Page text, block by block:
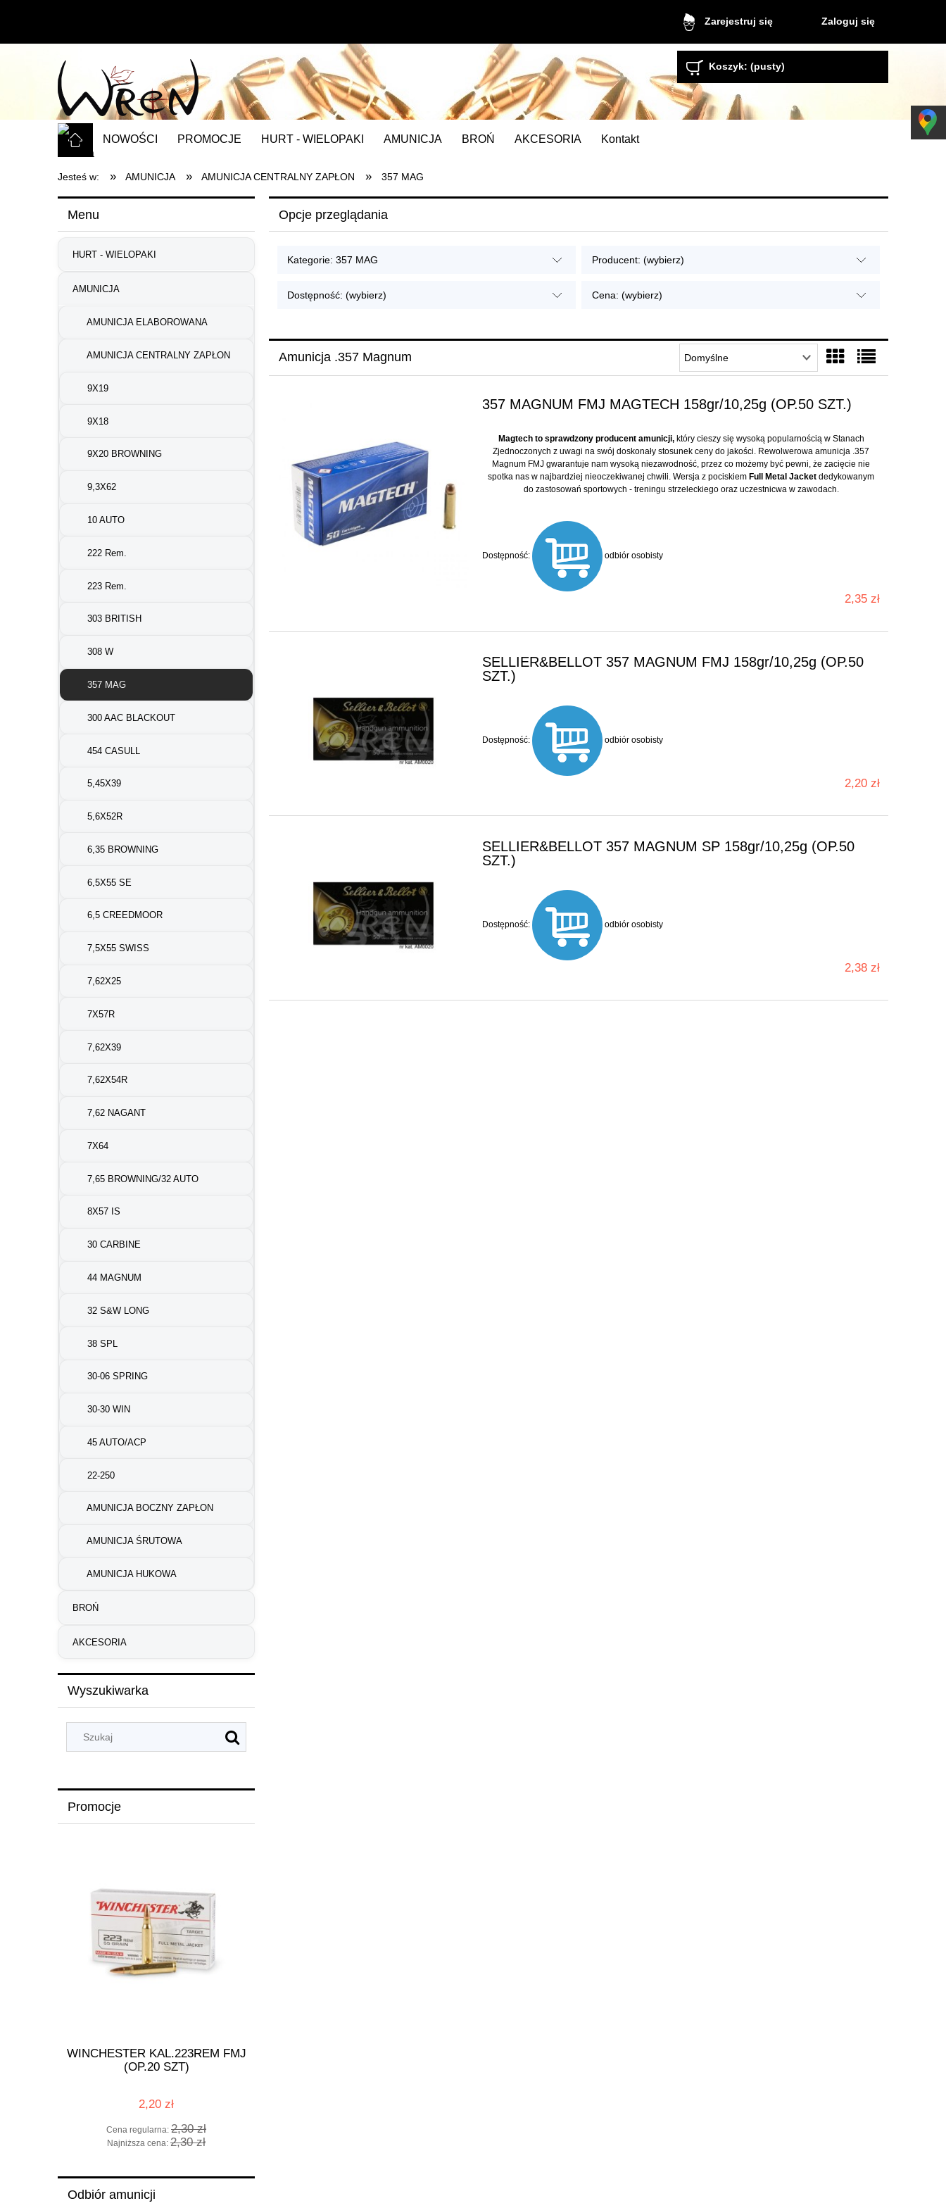
Zarejestruj się Zaloguj się
Koszyk: (pusty)
NOWOŚCI PROMOCJE HURT - WIELOPAKI AMUNICJA BROŃ AKCESORIA Kontakt
Jesteś w: » AMUNICJA » AMUNICJA CENTRALNY ZAPŁON » 357 MAG
Menu
HURT - WIELOPAKI
AMUNICJA
AMUNICJA ELABOROWANA
AMUNICJA CENTRALNY ZAPŁON
9X19
9X18
9X20 BROWNING
9,3X62
10 AUTO
222 Rem.
223 Rem.
303 BRITISH
308 W
357 MAG
300 AAC BLACKOUT
454 CASULL
5,45X39
5,6X52R
6,35 BROWNING
6,5X55 SE
6,5 CREEDMOOR
7,5X55 SWISS
7,62X25
7X57R
7,62X39
7,62X54R
7,62 NAGANT
7X64
7,65 BROWNING/32 AUTO
8X57 IS
30 CARBINE
44 MAGNUM
32 S&W LONG
38 SPL
30-06 SPRING
30-30 WIN
45 AUTO/ACP
22-250
AMUNICJA BOCZNY ZAPŁON
AMUNICJA ŚRUTOWA
AMUNICJA HUKOWA
BROŃ
AKCESORIA
Wyszukiwarka
Promocje
WINCHESTER KAL.223REM FMJ
(OP.20 SZT)
2,20 zł
Cena regularna: 2,30 zł
Najniższa cena: 2,30 zł
Odbiór amunicji
Opcje przeglądania
Kategorie: 357 MAG Producent: (wybierz)
Dostępność: (wybierz) Cena: (wybierz)
Amunicja .357 Magnum
357 MAGNUM FMJ MAGTECH 158gr/10,25g (OP.50 SZT.)
Magtech to sprawdzony producent amunicji,który cieszy się wysoką popularnością w Stanach
Zjednoczonych z uwagi na swój doskonały stosunek ceny do jakości. Rewolwerowa amunicja .357
Magnum FMJ gwarantuje nam wysoką niezawodność, przez co możemy być pewni, że zacięcie nie
spotka nas w najbardziej nieoczekiwanej chwili. Wersja z pociskiemFull Metal Jacket dedykowanym
do zastosowań sportowych - treningu strzeleckiego oraz uczestnicwa w zawodach.
Dostępność: odbiór osobisty
2,35 zł
SELLIER&BELLOT 357 MAGNUM FMJ 158gr/10,25g (OP.50
SZT.)
Dostępność: odbiór osobisty
2,20 zł
SELLIER&BELLOT 357 MAGNUM SP 158gr/10,25g (OP.50
SZT.)
Dostępność: odbiór osobisty
2,38 zł